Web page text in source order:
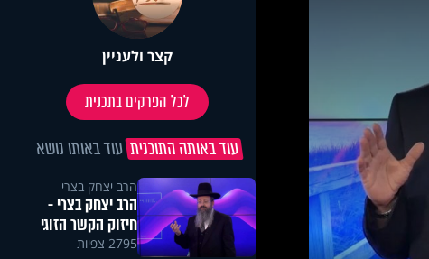
קצר ולעניין
לכל הפרקים בתכנית
עוד באותה התוכנית עוד באותו נושא
הרב יצחק בצרי
הרב יצחק בצרי -
חיזוק הקשר הזוגי
2795 צפיות